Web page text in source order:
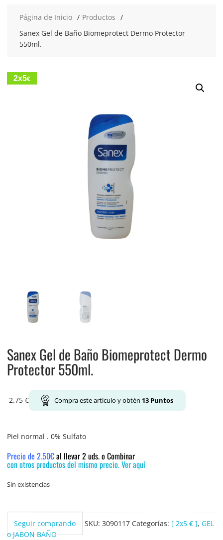
Página de Inicio
Productos
Sanex Gel de Baño Biomeprotect Dermo Protector
550ml.
2x5€
Sanex Gel de Baño Biomeprotect Dermo
Protector 550ml.
2.75 € Compra este artículo y obtén 13Puntos
Piel normal . 0% Sulfato
Precio de 2.50€al llevar 2 uds. o Combinar
con otros productos del mismo precio. Ver aquí
Sin existencias
Seguir comprando SKU: 3090117 Categorías: [ 2x5 € ], GEL
o JABON BAÑO